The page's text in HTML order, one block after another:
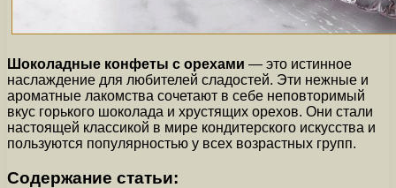
Шоколадные конфеты с орехами — это истинное
наслаждение для любителей сладостей. Эти нежные и
ароматные лакомства сочетают в себе неповторимый
вкус горького шоколада и хрустящих орехов. Они стали
настоящей классикой в мире кондитерского искусства и
пользуются популярностью у всех возрастных групп.
Содержание статьи: